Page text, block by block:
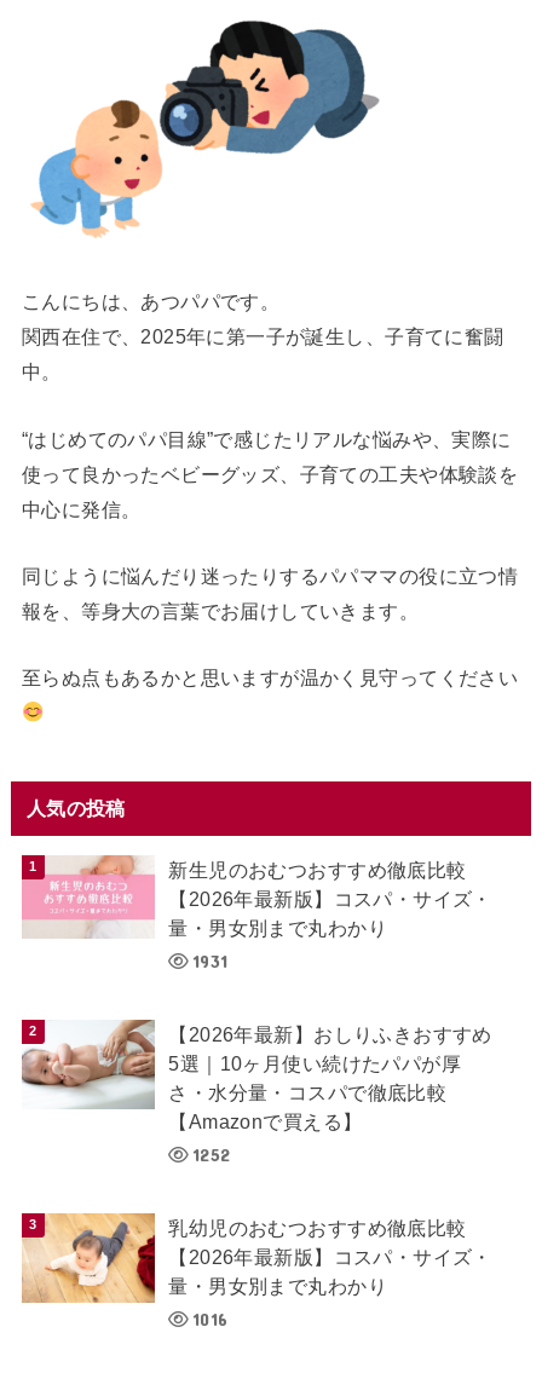
こんにちは、あつパパです。
関西在住で、2025年に第一子が誕生し、子育てに奮闘
中。
“はじめてのパパ目線”で感じたリアルな悩みや、実際に
使って良かったベビーグッズ、子育ての工夫や体験談を
中心に発信。
同じように悩んだり迷ったりするパパママの役に立つ情
報を、等身大の言葉でお届けしていきます。
至らぬ点もあるかと思いますが温かく見守ってください
人気の投稿
新生児のおむつおすすめ徹底比較
【2026年最新版】コスパ・サイズ・
量・男女別まで丸わかり
1931
【2026年最新】おしりふきおすすめ
5選｜10ヶ月使い続けたパパが厚
さ・水分量・コスパで徹底比較
【Amazonで買える】
1252
乳幼児のおむつおすすめ徹底比較
【2026年最新版】コスパ・サイズ・
量・男女別まで丸わかり
1016